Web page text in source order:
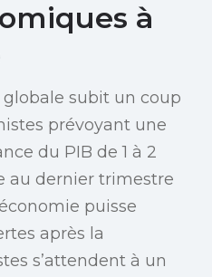
à
globale subit un coup
prévoyant une
du PIB de 1 à 2
au dernier trimestre
puisse
après la
s’attendent à un